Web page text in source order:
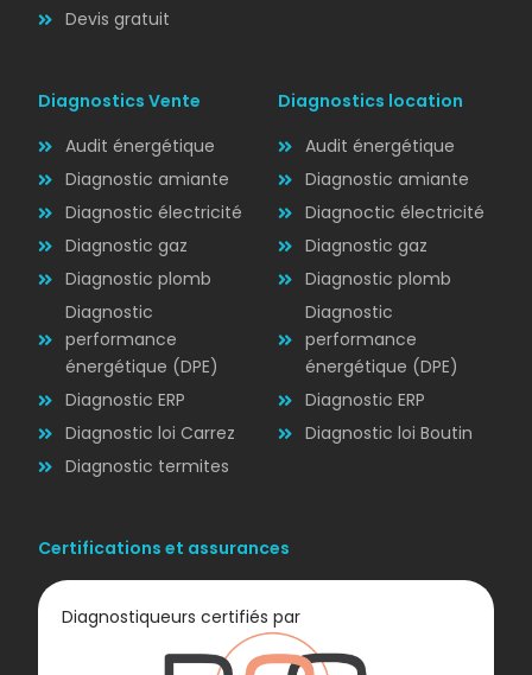
Diagnostic
ÉLECTRICITÉ
Devis gratuit
Diagnostics Vente
Audit énergétique
Diagnostic amiante
Diagnostic électricité
Diagnostic gaz
Diagnostic plomb
Diagnostic
performance
énergétique (DPE)
Diagnostic ERP
Diagnostic loi Carrez
Diagnostic termites
Diagnostics location
Audit énergétique
Diagnostic amiante
Diagnoctic électricité
Diagnostic gaz
Diagnostic plomb
Diagnostic
performance
énergétique (DPE)
Diagnostic ERP
Diagnostic loi Boutin
Certifications et assurances
Diagnostiqueurs certifiés par